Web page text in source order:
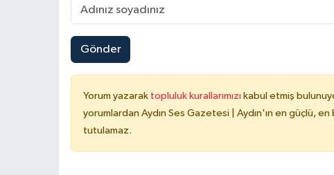
Gönder
Yorum yazarak topluluk kurallarımızı kabul etmiş
yorumlardan Aydın Ses Gazetesi | Aydın'ın en güçlü,
tutulamaz.